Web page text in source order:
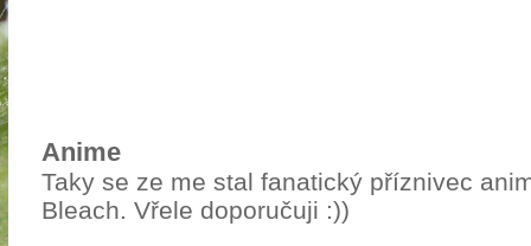
Anime
Taky se ze me stal fanatický příznivec
Bleach. Vřele doporučuji :))